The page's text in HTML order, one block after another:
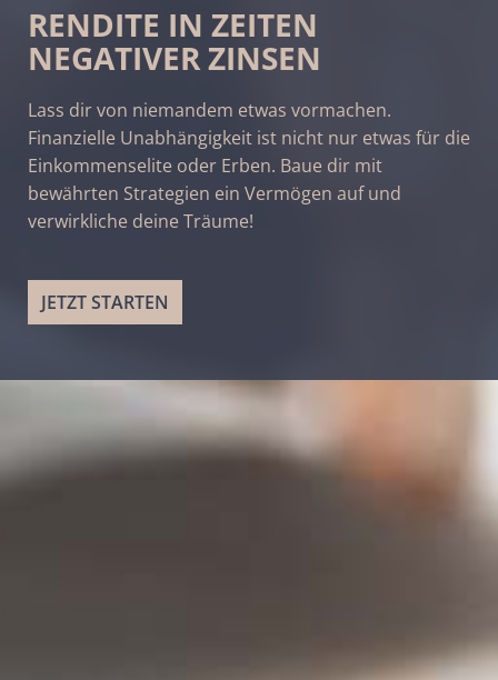
RENDITE IN ZEITEN
NEGATIVER ZINSEN
Lass dir von niemandem etwas vormachen.
Finanzielle Unabhängigkeit ist nicht nur etwas für die
Einkommenselite oder Erben. Baue dir mit
bewährten Strategien ein Vermögen auf und
verwirkliche deine Träume!
JETZT STARTEN